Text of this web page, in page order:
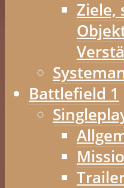
Ziele,
Battlefield 1